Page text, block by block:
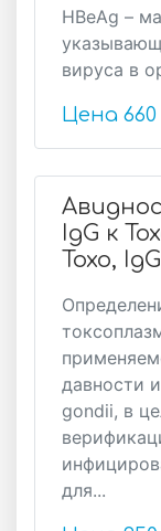
HBeAg –
вируса в
Цена
IgG к
Toxo,
давности
gondii, в
для...